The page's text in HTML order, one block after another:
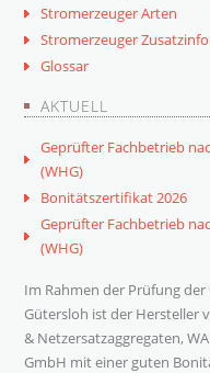
Stromerzeuger Arten
Stromerzeuger
Glossar
AKTUELL
Geprüfter Fachbetrieb
(WHG)
Bonitätszertifikat 2026
Geprüfter Fachbetrieb
(WHG)
Im Rahmen der Prüfung
Gütersloh ist der Hersteller
& Netzersatzaggregaten,
GmbH mit einer guten